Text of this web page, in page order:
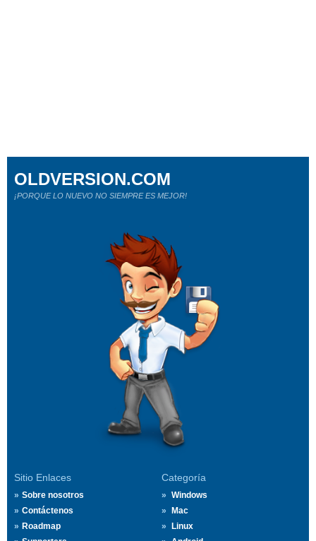
Sitio Enlaces
Sobre nosotros
Contáctenos
Roadmap
Categoría
Windows
Mac
Linux
OLDVERSION.COM
¡PORQUE LO NUEVO NO SIEMPRE ES MEJOR!